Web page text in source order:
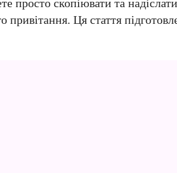
просто скопіювати та
привітання. Ця стаття